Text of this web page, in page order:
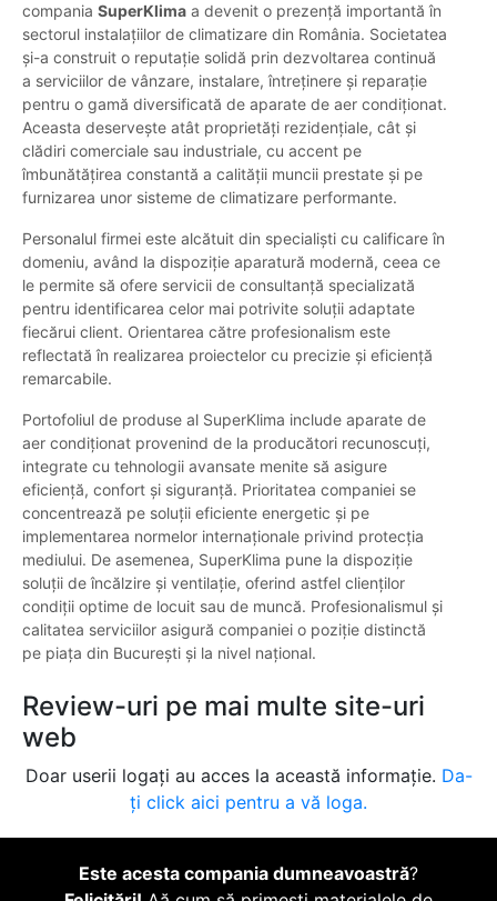
compania SuperKlima a devenit o prezență importantă în
sectorul instalațiilor de climatizare din România. Societatea
și-a construit o reputație solidă prin dezvoltarea continuă
a serviciilor de vânzare, instalare, întreținere și reparație
pentru o gamă diversificată de aparate de aer condiționat.
Aceasta deservește atât proprietăți rezidențiale, cât și
clădiri comerciale sau industriale, cu accent pe
îmbunătățirea constantă a calității muncii prestate și pe
furnizarea unor sisteme de climatizare performante.
Personalul firmei este alcătuit din specialiști cu calificare în
domeniu, având la dispoziție aparatură modernă, ceea ce
le permite să ofere servicii de consultanță specializată
pentru identificarea celor mai potrivite soluții adaptate
fiecărui client. Orientarea către profesionalism este
reflectată în realizarea proiectelor cu precizie și eficiență
remarcabile.
Portofoliul de produse al SuperKlima include aparate de
aer condiționat provenind de la producători recunoscuți,
integrate cu tehnologii avansate menite să asigure
eficiență, confort și siguranță. Prioritatea companiei se
concentrează pe soluții eficiente energetic și pe
implementarea normelor internaționale privind protecția
mediului. De asemenea, SuperKlima pune la dispoziție
soluții de încălzire și ventilație, oferind astfel clienților
condiții optime de locuit sau de muncă. Profesionalismul și
calitatea serviciilor asigură companiei o poziție distinctă
pe piața din București și la nivel național.
Review-uri pe mai multe site-uri
web
Doar userii logați au acces la această informație. Da-
ți click aici pentru a vă loga.
Este acesta compania dumneavoastră?